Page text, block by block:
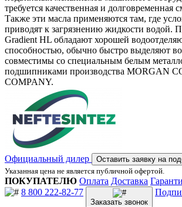
требуется качественная и долговременная
Также эти масла применяются там, где
приводят к загрязнению жидкости водой.
Gradient HL обладают хорошей
способностью, обычно быстро выделяют
совместимы со специальным белым
подшипниками производства MORGAN
COMPANY.
Официальный дилер
Оставить заявку на
Указанная цена не является публичной офертой.
ПОКУПАТЕЛЮ Оплата Доставка
8 800 222-82-77
Заказать звонок